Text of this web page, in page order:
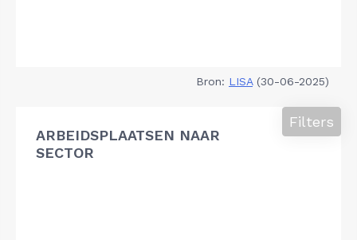
Bron: LISA(30-06-2025)
ARBEIDSPLAATSEN NAAR
SECTOR
Filters